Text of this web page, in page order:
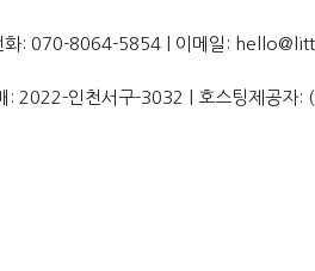
화: 070-8064-5854 | 이메일:
: 2022-인천서구-3032 | 호스팅제공자: